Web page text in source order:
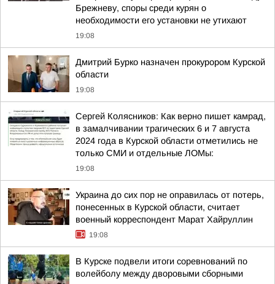
Брежневу, споры среди курян о
необходимости его установки не утихают
19:08
Дмитрий Бурко назначен прокурором Курской
области
19:08
Сергей Колясников: Как верно пишет камрад,
в замалчивании трагических 6 и 7 августа
2024 года в Курской области отметились не
только СМИ и отдельные ЛОМы:
19:08
Украина до сих пор не оправилась от потерь,
понесенных в Курской области, считает
военный корреспондент Марат Хайруллин
19:08
В Курске подвели итоги соревнований по
волейболу между дворовыми сборными